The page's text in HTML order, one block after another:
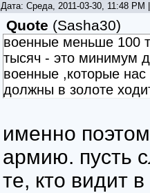
Дата: Среда, 2011-03-30, 11:48
Quote (Sasha30)
военные меньше 100
тысяч - это минимум
военные ,которые
должны в золоте
именно
армию. пусть
те, кто видит